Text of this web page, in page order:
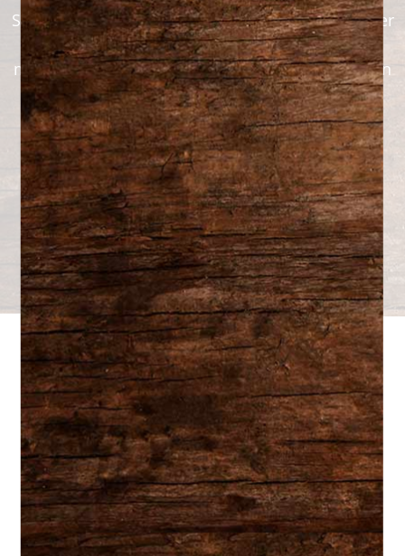
Savourez nos délicieux plats préparés sans quitter
votre maison ! Commandez en ligne dès
maintenant et profitez d’un repas maison, prêt en
quelques clics. Simplifiez-vous la vie et laissez-
nous prendre soin de votre souper !
Plats cuisinés
Les Gourmets vous invite à redécouvrir la joie de la